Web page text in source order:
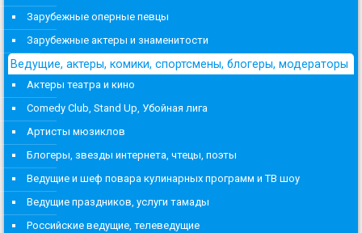
Зарубежные оперные певцы
Зарубежные актеры и знаменитости
Ведущие, актеры, комики, спортсмены, блогеры, модераторы
Актеры театра и кино
Comedy Club, Stand Up, Убойная лига
Артисты мюзиклов
Блогеры, звезды интернета, чтецы, поэты
Ведущие и шеф повара кулинарных программ и ТВ шоу
Ведущие праздников, услуги тамады
Российские ведущие, телеведущие